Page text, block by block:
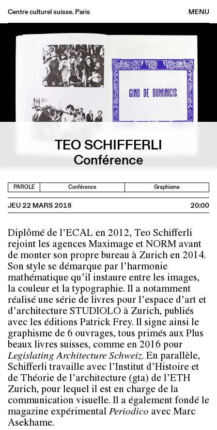
MENU
Centre culturel suisse. Paris
Librairie
Éditions
Informations
TEO SCHIFFERLI
Conférence
PAROLE Conférence Graphisme
JEU 22 MARS 2018 20:00
Diplômé de l’ECAL en 2012, Teo Schifferli
rejoint les agences Maximage et NORM avant
de monter son propre bureau à Zurich en 2014.
Son style se démarque par l’harmonie
mathématique qu’il instaure entre les images,
la couleur et la typographie. Il a notamment
réalisé une série de livres pour l’espace d’art et
d’architecture STUDIOLO à Zurich, publiés
avec les éditions Patrick Frey. Il signe ainsi le
graphisme de 6 ouvrages, tous primés aux Plus
beaux livres suisses, comme en 2016 pour
Legislating Architecture Schweiz. En parallèle,
Schifferli travaille avec l’Institut d’Histoire et
de Théorie de l’architecture (gta) de l’ETH
Zurich, pour lequel il est en charge de la
communication visuelle. Il a également fondé le
magazine expérimental Periodico avec Marc
Asekhame.